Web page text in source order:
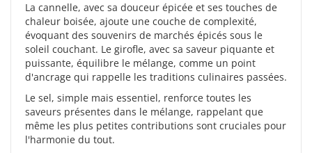
La cannelle, avec sa douceur épicée et ses touches de
chaleur boisée, ajoute une couche de complexité,
évoquant des souvenirs de marchés épicés sous le
soleil couchant. Le girofle, avec sa saveur piquante et
puissante, équilibre le mélange, comme un point
d'ancrage qui rappelle les traditions culinaires passées.
Le sel, simple mais essentiel, renforce toutes les
saveurs présentes dans le mélange, rappelant que
même les plus petites contributions sont cruciales pour
l'harmonie du tout.